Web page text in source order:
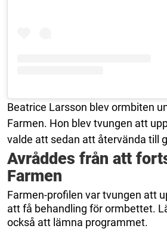
Beatrice Larsson blev ormbiten
Farmen. Hon blev tvungen att
valde att sedan att återvända till
Avråddes från att
Farmen
Farmen-profilen var tvungen att
att få behandling för ormbettet.
också att lämna programmet.